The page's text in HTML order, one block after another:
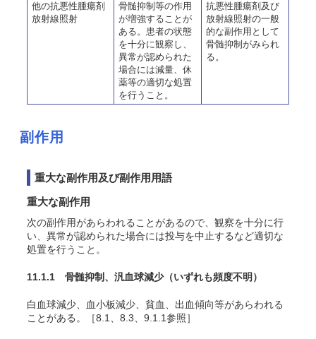
他の抗悪性腫瘍剤
放射線照射
骨髄抑制等の作用
が増強することが
ある。患者の状態
を十分に観察し、
異常が認められた
場合には減量、休
薬等の適切な処置
を行うこと。
抗悪性腫瘍剤及び
放射線照射の一般
的な副作用として
骨髄抑制がみられ
る。
副作用
重大な副作用及び副作用用語
重大な副作用
次の副作用があらわれることがあるので、観察を十分に行
い、異常が認められた場合には投与を中止するなど適切な
処置を行うこと。
11.1.1 骨髄抑制、汎血球減少（いずれも頻度不明）
白血球減少、血小板減少、貧血、出血傾向等があらわれる
ことがある。［8.1、8.3、9.1.1参照］